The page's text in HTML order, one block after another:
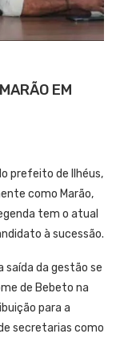
EM
prefeito de Ilhéus,
como Marão,
tem o atual
à sucessão.
saída da gestão se
de Bebeto na
para a
secretarias como